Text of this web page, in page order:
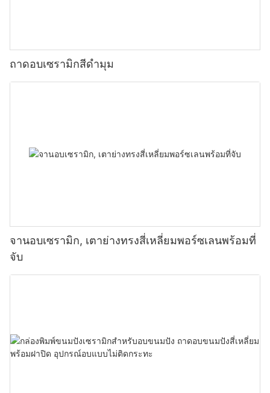
ถาดอบเซรามิกสีดำมุม
จานอบเซรามิก, เตาย่างทรงสี่เหลี่ยมพอร์ซเลนพร้อมที่
จับ